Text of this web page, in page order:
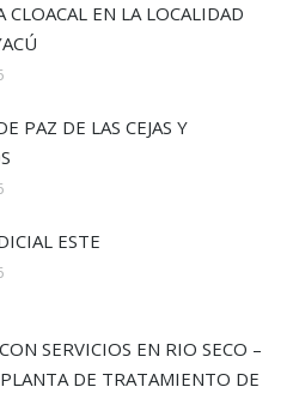
CLOACAL EN LA LOCALIDAD
PAZ DE LAS CEJAS Y
ESTE
SERVICIOS EN RIO SECO –
DE TRATAMIENTO DE